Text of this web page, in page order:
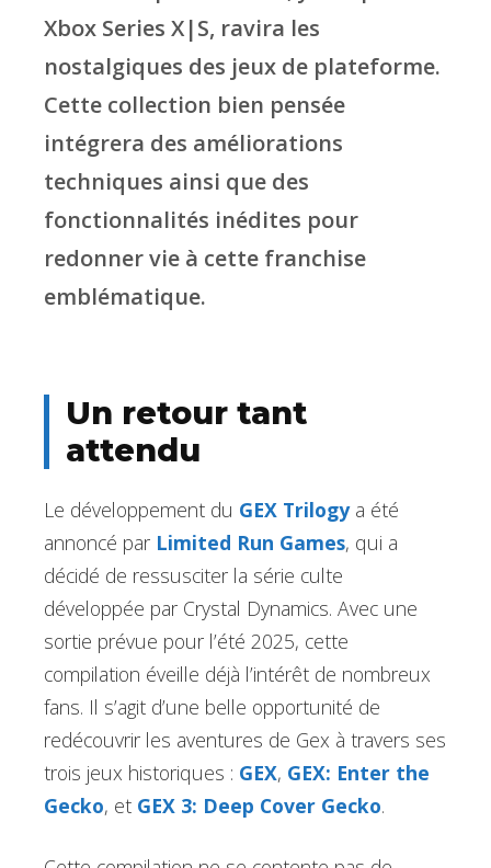
Xbox Series X|S, ravira les
nostalgiques des jeux de plateforme.
Cette collection bien pensée
intégrera des améliorations
techniques ainsi que des
fonctionnalités inédites pour
redonner vie à cette franchise
emblématique.
Un retour tant
attendu
Le développement du GEX Trilogya été
annoncé par Limited Run Games, qui a
décidé de ressusciter la série culte
développée par Crystal Dynamics. Avec une
sortie prévue pour l’été 2025, cette
compilation éveille déjà l’intérêt de nombreux
fans. Il s’agit d’une belle opportunité de
redécouvrir les aventures de Gex à travers ses
trois jeux historiques : GEX, GEX: Enter the
Gecko, et GEX 3: Deep Cover Gecko.